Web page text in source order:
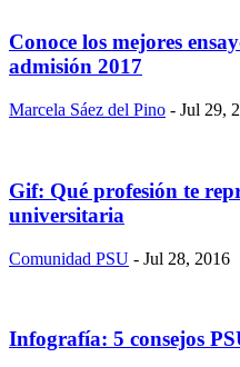
Conoce los mejores
admisión 2017
Marcela Sáez del Pino - Jul 29,
Gif: Qué profesión te
universitaria
Comunidad PSU - Jul 28, 2016
Infografía: 5 consejos